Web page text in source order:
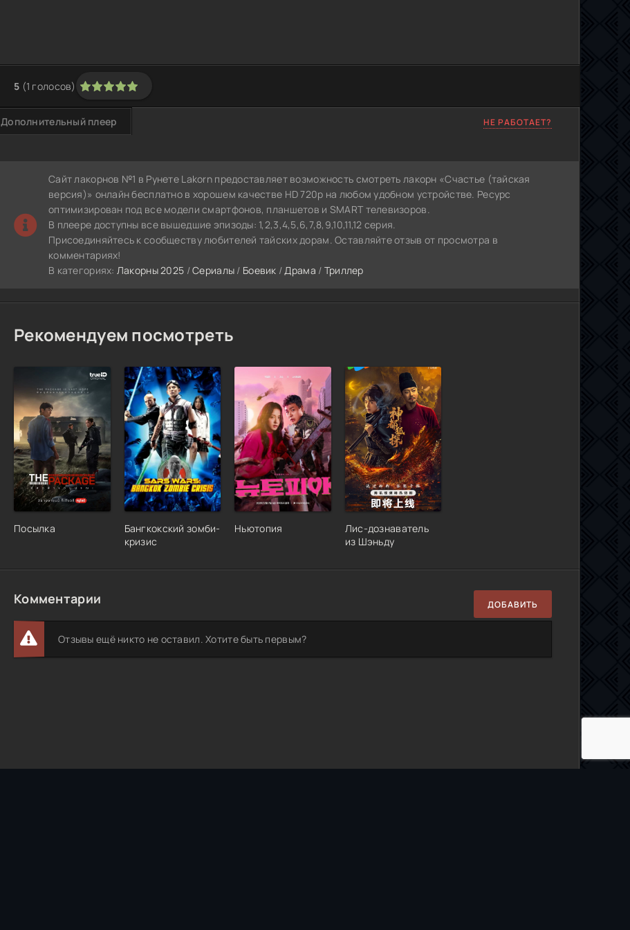
5 (1 голосов)
2 3 4 5
Дополнительный плеер НЕ РАБОТАЕТ?
Сайт лакорнов №1 в Рунете Lakorn предоставляет возможность смотреть лакорн «Счастье (тайская
версия)» онлайн бесплатно в хорошем качестве HD 720p на любом удобном устройстве. Ресурс
оптимизирован под все модели смартфонов, планшетов и SMART телевизоров.
В плеере доступны все вышедшие эпизоды: 1,2,3,4,5,6,7,8,9,10,11,12 серия.
Присоединяйтесь к сообществу любителей тайских дорам. Оставляйте отзыв от просмотра в
комментариях!
В категориях: Лакорны 2025 /Сериалы / Боевик /Драма / Триллер
Рекомендуем посмотреть
Посылка
Бангкокский зомби-
кризис
Ньютопия
Лис-дознаватель
из Шэньду
Комментарии ДОБАВИТЬ
Отзывы ещё никто не оставил. Хотите быть первым?